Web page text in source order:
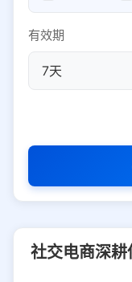
有效期
访问密码
社交电商深